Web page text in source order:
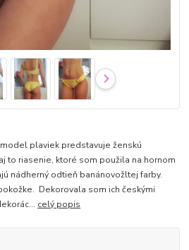
plaviek predstavuje ženskú
to riasenie, ktoré som použila na hornom
nádherný odtieň banánovožltej farby.
Dekorovala som ich českými
celý popis